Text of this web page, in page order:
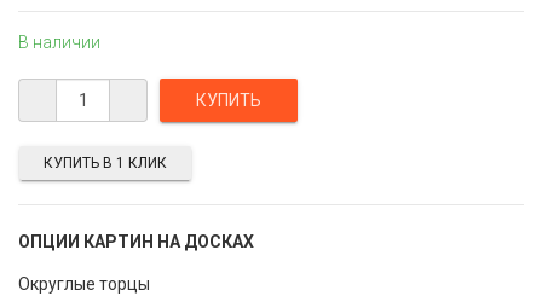
В наличии
ОПЦИИ КАРТИН НА ДОСКАХ
Округлые торцы
КУПИТЬ В 1 КЛИК